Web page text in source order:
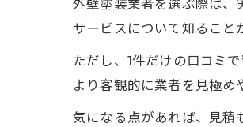
外壁塗装業者を選ぶ際は、
サービスについて知ること
ただし、1件だけの口コミ
より客観的に業者を見極め
気になる点があれば、見積